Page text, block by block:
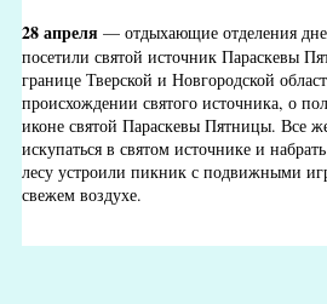
28 апреля — отдыхающие отделения
посетили святой источник Параскевы
границе Тверской и Новгородской
происхождении святого источника, о
иконе святой Параскевы Пятницы. Все
искупаться в святом источнике и
лесу устроили пикник с подвижными
свежем воздухе.